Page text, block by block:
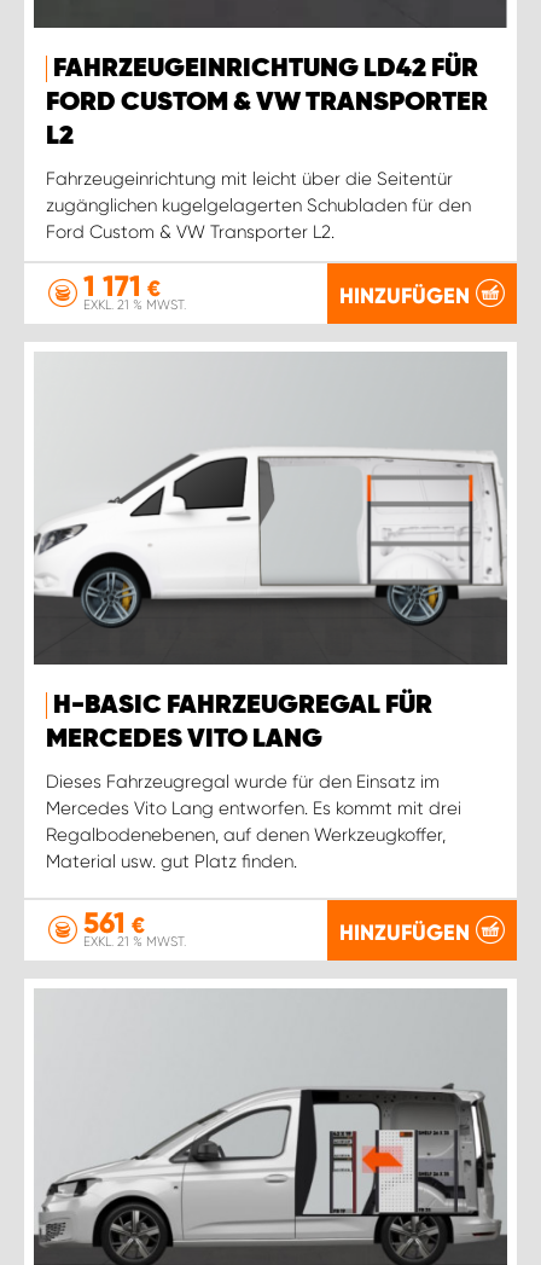
FAHRZEUGEINRICHTUNG LD42 FÜR
FORD CUSTOM & VW TRANSPORTER
L2
Fahrzeugeinrichtung mit leicht über die Seitentür
zugänglichen kugelgelagerten Schubladen für den
Ford Custom & VW Transporter L2.
1 171 €
EXKL. 21 % MWST. HINZUFÜGEN
H-BASIC FAHRZEUGREGAL FÜR
MERCEDES VITO LANG
Dieses Fahrzeugregal wurde für den Einsatz im
Mercedes Vito Lang entworfen. Es kommt mit drei
Regalbodenebenen, auf denen Werkzeugkoffer,
Material usw. gut Platz finden.
561 €
EXKL. 21 % MWST. HINZUFÜGEN